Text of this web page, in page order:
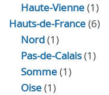
Haute-Vienne(1)
Hauts-de-France(6)
Nord(1)
Pas-de-Calais(1)
Somme(1)
Oise(1)